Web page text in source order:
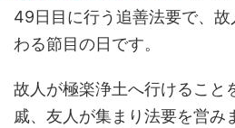
49日目に行う追善法要で、
わる節目の日です。
故人が極楽浄土へ行けること
戚、友人が集まり法要を営み